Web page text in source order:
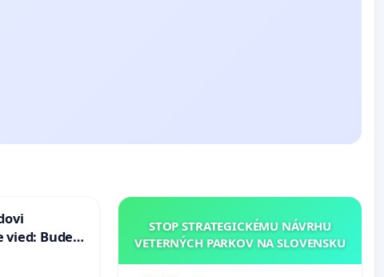
vied: Bude
mravnú
STOP STRATEGICKÉMU NÁVRHU
VETERNÝCH PARKOV NA SLOVENSKU